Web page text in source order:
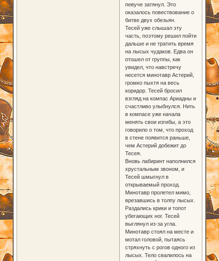
певуче затянул. Это
оказалось повествование о
битве двух обезьян.
Тесей уже слышал эту
часть, поэтому решил пойти
дальше и не тратить время
на лысых чудаков. Едва он
отошел от группы, как
увидел, что навстречу
несется минотавр Астерий,
громко пыхтя на весь
коридор. Тесей бросил
взгляд на компас Ариадны и
счастливо улыбнулся. Нить
в компасе уже начала
менять свои изгибы, а это
говорило о том, что проход
в стене появится раньше,
чем Астерий добежит до
Тесея.
Вновь лабиринт наполнился
хрустальным звоном, и
Тесей шмыгнул в
открываемый проход.
Минотавр пролетел мимо,
врезавшись в толпу лысых.
Раздались крики и топот
убегающих ног. Тесей
выглянул из-за угла.
Минотавр стоял на месте и
мотал головой, пытаясь
стряхнуть с рогов одного из
лысых. Тело свалилось на